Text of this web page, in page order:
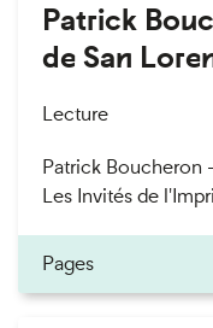
Patrick
de San
Lecture
Patrick Boucheron
Les Invités de
Pages